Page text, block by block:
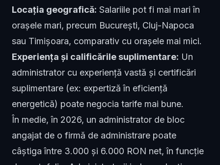
Locația geografică: Salariile pot fi mai mari în
orașele mari, precum București, Cluj-Napoca
sau Timișoara, comparativ cu orașele mai mici.
Experiența și calificările suplimentare: Un
administrator cu experiență vastă și certificări
suplimentare (ex: expertiză în eficiență
energetică) poate negocia tarife mai bune.
În medie, în 2026, un administrator de bloc
angajat de o firmă de administrare poate
câștiga între 3.000 și 6.000 RON net, în funcție